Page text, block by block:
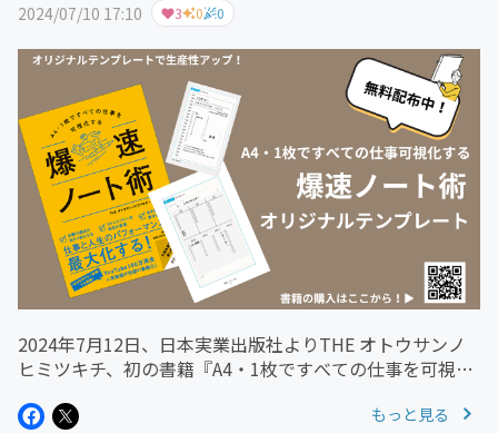
2024/07/10 17:10 3 0 0
2024年7月12日、日本実業出版社よりTHE オトウサンノ
ヒミツキチ、初の書籍『A4・1枚ですべての仕事を可視化
てきたノート術のポイントを凝縮した1冊が完成しまし
もっと見る